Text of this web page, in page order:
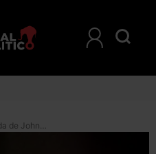
La emotiva carta de despedida de John McCain: “Debilitamos nuestra grandeza cuando nos escondemos detrás de los muros”